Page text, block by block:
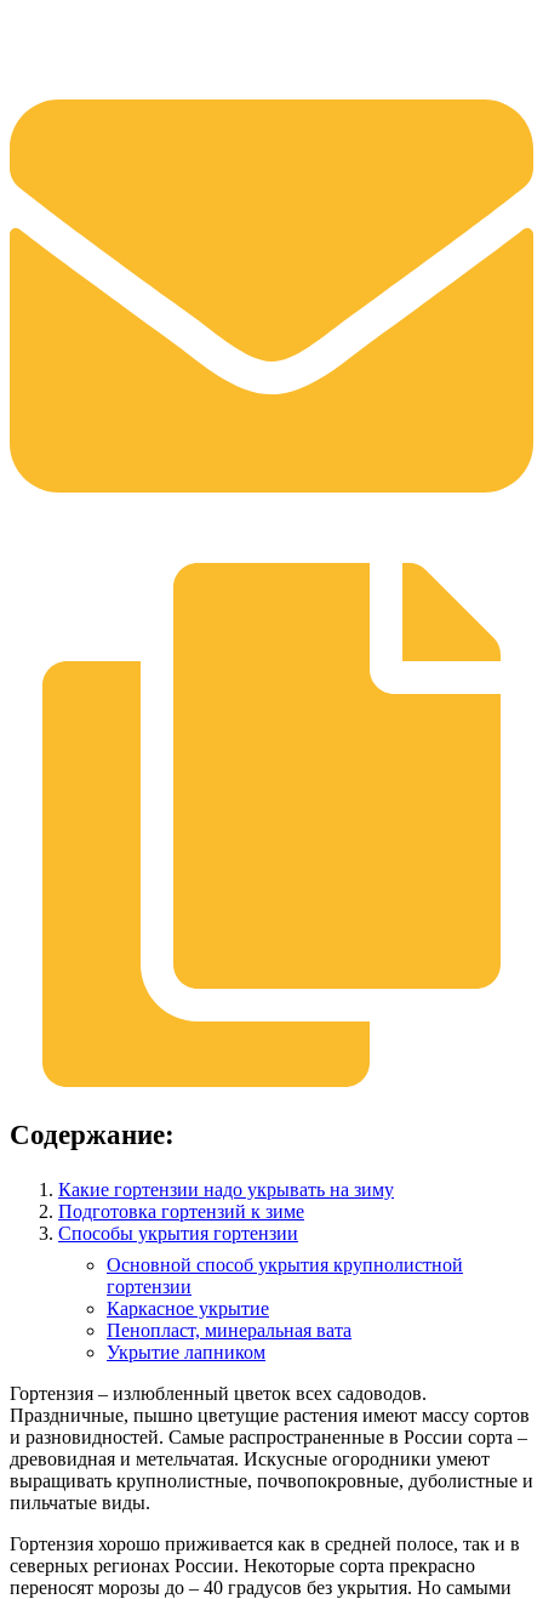
Содержание:
Какие гортензии надо укрывать на зиму
Подготовка гортензий к зиме
Способы укрытия гортензии
Основной способ укрытия крупнолистной
гортензии
Каркасное укрытие
Пенопласт, минеральная вата
Укрытие лапником
Гортензия – излюбленный цветок всех садоводов.
Праздничные, пышно цветущие растения имеют массу сортов
и разновидностей. Самые распространенные в России сорта –
древовидная и метельчатая. Искусные огородники умеют
выращивать крупнолистные, почвопокровные, дуболистные и
пильчатые виды.
Гортензия хорошо приживается как в средней полосе, так и в
северных регионах России. Некоторые сорта прекрасно
переносят морозы до – 40 градусов без укрытия. Но самыми